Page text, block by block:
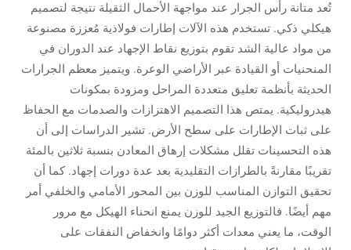
تُعد متانة رأس الجرار عند مواجهة الأحمال الثقيلة نتيجة لتصميم
هيكلي ذكي. تستخدم هذه الآلات إطارات فولاذية مُعززة مصنوعة
من مواد عالية الشد تقوم بتوزيع نقاط الإجهاد عند الدوران في
المنحنيات أو القيادة عبر الأراضي الوعرة. ويتميز معظم الجرارات
الحديثة بأنظمة تعليق متعددة المراحل ومزودة بمكونات
هيدروليكية. يمتص هذا التصميم الاهتزازات والصدمات مع الحفاظ
على ثبات الإطارات على سطح الأرض. تشير الدراسات إلى أن
هذه التحسينات تقلل مشكلات إرهاق المعادن بنسبة ثلاثين بالمئة
تقريبًا مقارنةً بالطرازات التقليدية بعد عدة دورات إجهاد. كما أن
تحقيق التوازن المناسب للوزن بين المحور الأمامي والخلفي أمر
مهم أيضًا. فالتوزيع الجيد للوزن يمنع انحناء الهيكل مع مرور
الوقت، ما يعني معدات أكثر دوامًا وانخفاض النفقات على